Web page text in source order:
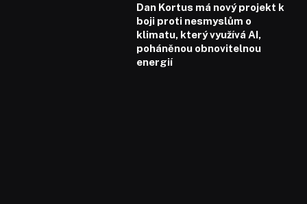
Dan Kortus má nový projekt k
boji proti nesmyslům o
klimatu, který využívá AI,
poháněnou obnovitelnou
energií